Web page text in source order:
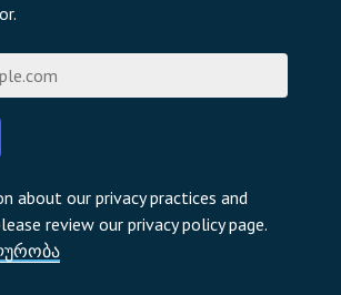
about our privacy practices and
review our privacy policy page.